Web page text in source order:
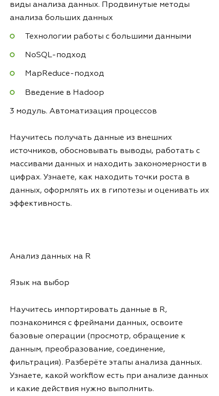
виды анализа данных. Продвинутые методы
анализа больших данных
Технологии работы с большими данными
NoSQL-подход
MapReduce-подход
Введение в Hadoop
3 модуль. Автоматизация процессов
Научитесь получать данные из внешних
источников, обосновывать выводы, работать с
массивами данных и находить закономерности в
цифрах. Узнаете, как находить точки роста в
данных, оформлять их в гипотезы и оценивать их
эффективность.
Анализ данных на R
Язык на выбор
Научитесь импортировать данные в R,
познакомимся с фреймами данных, освоите
базовые операции (просмотр, обращение к
данным, преобразование, соединение,
фильтрация). Разберёте этапы анализа данных.
Узнаете, какой workflow есть при анализе данных
и какие действия нужно выполнить.